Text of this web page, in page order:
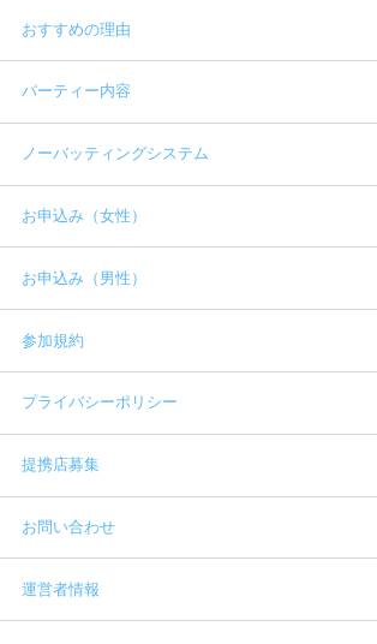
おすすめの理由
パーティー内容
ノーバッティングシステム
お申込み（女性）
お申込み（男性）
参加規約
プライバシーポリシー
提携店募集
お問い合わせ
運営者情報